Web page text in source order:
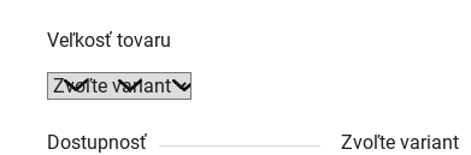
Veľkosť tovaru
Dostupnosť
Zvoľte variant